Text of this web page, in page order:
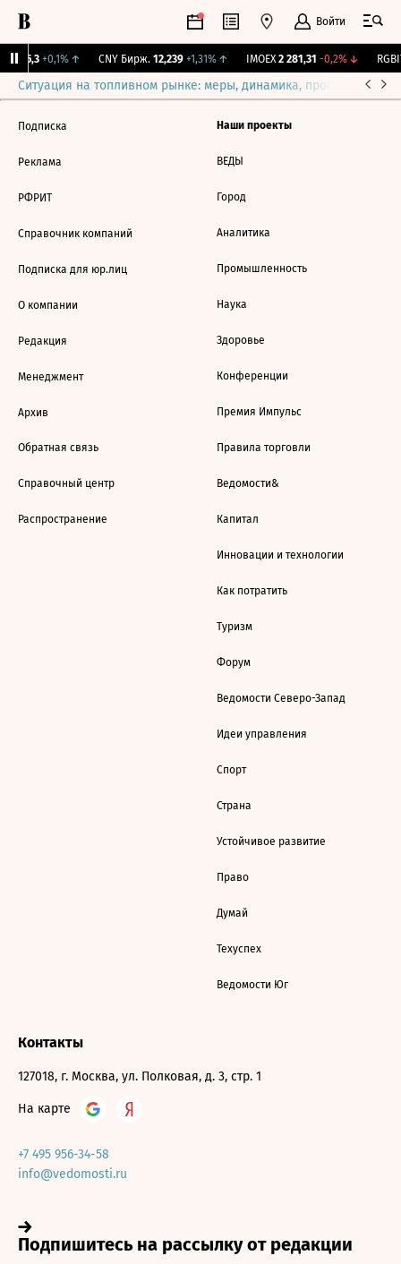
Войти
115,3 +0,1%↑ CNY Бирж. 12,239 +1,31%↑ IMOEX 2 281,31 -0,2%↓
Ситуация на топливном рынке: меры, динамика, прогнозы
Подписка
Реклама
РФРИТ
Справочник компаний
Подписка для юр.лиц
О компании
Редакция
Менеджмент
Архив
Обратная связь
Справочный центр
Распространение
Наши проекты
ВЕДЫ
Город
Аналитика
Промышленность
Наука
Здоровье
Конференции
Премия Импульс
Правила торговли
Ведомости&
Капитал
Инновации и технологии
Как потратить
Туризм
Форум
Ведомости Северо-Запад
Идеи управления
Спорт
Страна
Устойчивое развитие
Право
Думай
Техуспех
Ведомости Юг
Контакты
127018, г. Москва, ул. Полковая, д. 3, стр. 1
На карте
+7 495 956-34-58
info@vedomosti.ru